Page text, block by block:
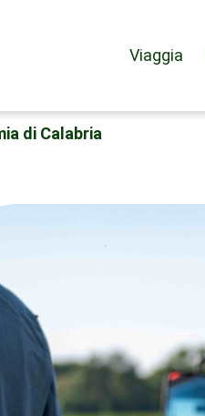
Viaggia
di Calabria